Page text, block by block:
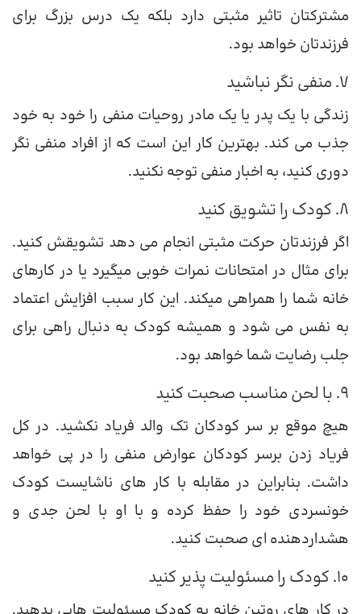
مشترکتان تاثیر مثبتی دارد بلکه یک درس بزرگ برای
فرزندتان خواهد بود.
7. منفی نگر نباشید
زندگی با یک پدر یا یک مادر روحیات منفی را خود به خود
جذب می کند. بهترین کار این است که از افراد منفی نگر
دوری کنید، به اخبار منفی توجه نکنید.
8. کودک را تشویق کنید
اگر فرزندتان حرکت مثبتی انجام می دهد تشویقش کنید.
برای مثال در امتحانات نمرات خوبی میگیرد یا در کارهای
خانه شما را همراهی میکند. این کار سبب افزایش اعتماد
به نفس می شود و همیشه کودک به دنبال راهی برای
جلب رضایت شما خواهد بود.
9. با لحن مناسب صحبت کنید
هیچ موقع بر سر کودکان تک والد فریاد نکشید. در کل
فریاد زدن برسر کودکان عوارض منفی را در پی خواهد
داشت. بنابراین در مقابله با کار های ناشایست کودک
خونسردی خود را حفظ کرده و با او با لحن جدی و
هشداردهنده ای صحبت کنید.
10. کودک را مسئولیت پذیر کنید